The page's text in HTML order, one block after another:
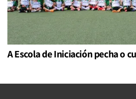
A Escola de Iniciación pecha o